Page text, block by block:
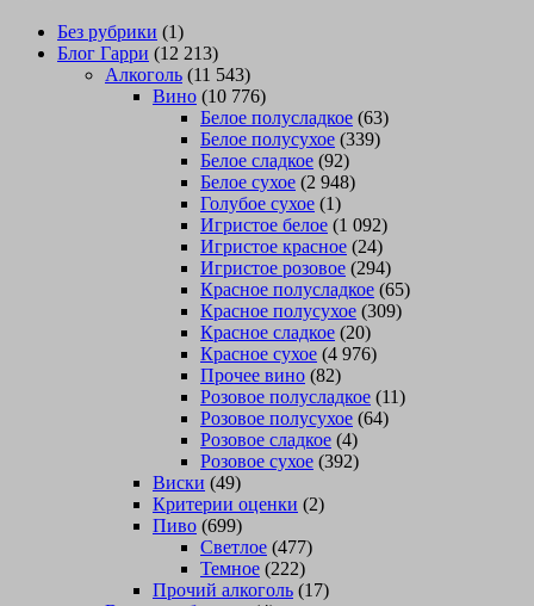
Без рубрики (1)
Блог Гарри (12 213)
Алкоголь (11 543)
Вино (10 776)
Белое полусладкое (63)
Белое полусухое (339)
Белое сладкое (92)
Белое сухое (2 948)
Голубое сухое (1)
Игристое белое (1 092)
Игристое красное (24)
Игристое розовое (294)
Красное полусладкое (65)
Красное полусухое (309)
Красное сладкое (20)
Красное сухое (4 976)
Прочее вино (82)
Розовое полусладкое (11)
Розовое полусухое (64)
Розовое сладкое (4)
Розовое сухое (392)
Виски (49)
Критерии оценки (2)
Пиво (699)
Светлое (477)
Темное (222)
Прочий алкоголь (17)